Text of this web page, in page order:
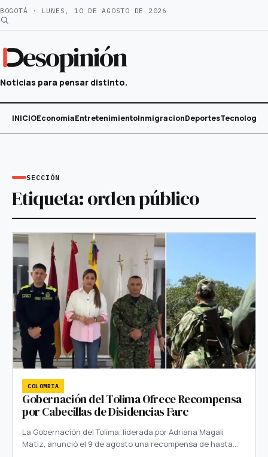
Saltar
al
BOGOTÁ · LUNES, 10 DE AGOSTO DE 2026
esopinión
Noticias para pensar distinto.
INICIOEconomiaEntretenimientoInmigracionDeportesTecnología
SECCIÓN
Etiqueta:orden público
COLOMBIA
Gobernación del Tolima Ofrece Recompensa
por Cabecillas de Disidencias Farc
La Gobernación del Tolima, liderada por Adriana Magali
Matiz, anunció el 9 de agosto una recompensa de hasta…